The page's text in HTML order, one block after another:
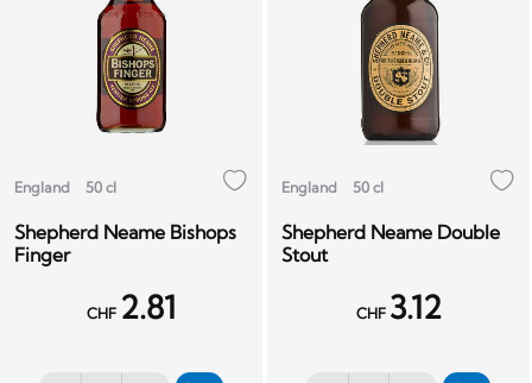
England 50 cl
Shepherd Neame Bishops
Finger
CHF 2.81
England 50 cl
Shepherd Neame Double
Stout
CHF 3.12